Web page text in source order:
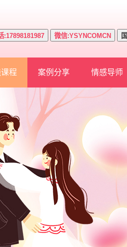
:17898181987
微信:YSYNCOMCN
程 案例分享 情感导师